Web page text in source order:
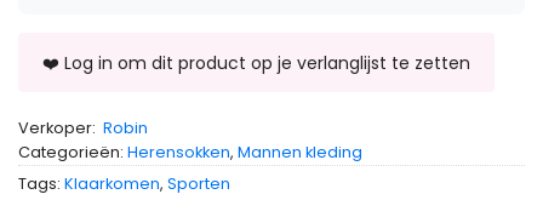
Verkoper: Robin
Categorieën: Herensokken, Mannen kleding
Tags: Klaarkomen, Sporten